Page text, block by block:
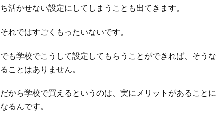
ち活かせない設定にしてしまうことも出てきます。
それではすごくもったいないです。
でも学校でこうして設定してもらうことができれば、そうな
ることはありません。
だから学校で買えるというのは、実にメリットがあることに
なるんです。